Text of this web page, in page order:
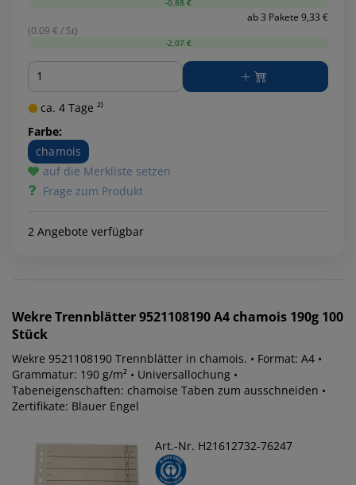
-0,88 €
ab 3 Pakete 9,33 €
(0.09 € / St)
-2,07 €
Menge
ca. 4 Tage ²⁾
Farbe:
chamois
auf die Merkliste setzen
Frage zum Produkt
2 Angebote verfügbar
WekreTrennblätter 9521108190 A4 chamois 190g 100
Stück
Wekre 9521108190 Trennblätter in chamois. • Format: A4 •
Grammatur: 190 g/m² • Universallochung •
Tabeneigenschaften: chamoise Taben zum ausschneiden •
Zertifikate: Blauer Engel
Art.-Nr. H21612732-76247